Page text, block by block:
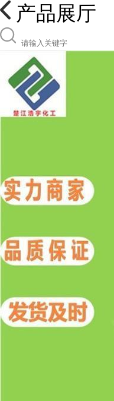
产品展厅